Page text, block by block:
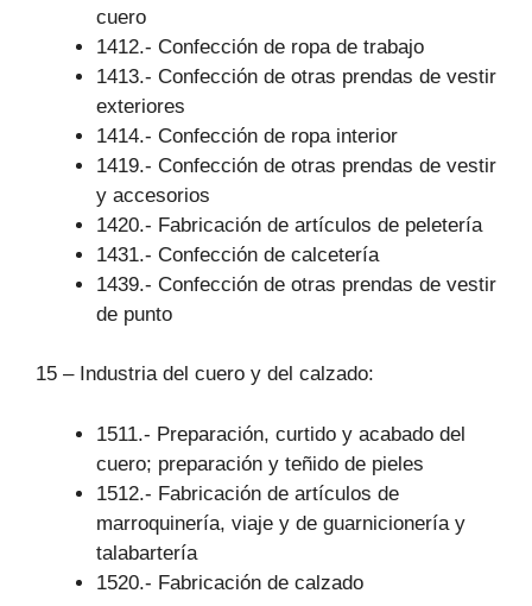
cuero
1412.- Confección de ropa de trabajo
1413.- Confección de otras prendas de vestir
exteriores
1414.- Confección de ropa interior
1419.- Confección de otras prendas de vestir
y accesorios
1420.- Fabricación de artículos de peletería
1431.- Confección de calcetería
1439.- Confección de otras prendas de vestir
de punto
15 – Industria del cuero y del calzado:
1511.- Preparación, curtido y acabado del
cuero; preparación y teñido de pieles
1512.- Fabricación de artículos de
marroquinería, viaje y de guarnicionería y
talabartería
1520.- Fabricación de calzado